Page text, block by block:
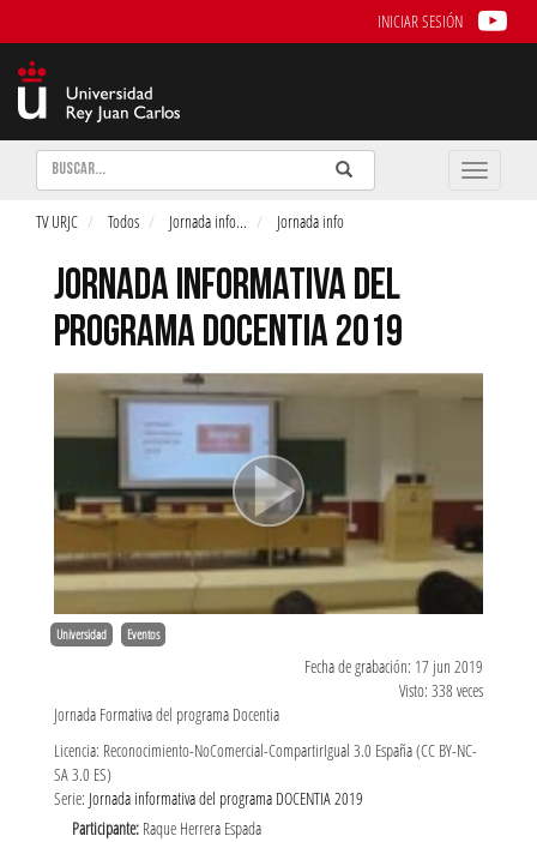
INICIAR SESIÓN
Buscar Enviar
Buscar
Toggle
TV URJC Todos Jornada info... Jornada info
JORNADA INFORMATIVA DEL
PROGRAMA DOCENTIA 2019
Universidad Eventos
Fecha de grabación: 17 jun 2019
Visto: 338 veces
Jornada Formativa del programa Docentia
Licencia: Reconocimiento-NoComercial-CompartirIgual 3.0 España (CC BY-NC-
SA 3.0 ES)
Serie: Jornada informativa del programa DOCENTIA 2019
Participante: Raque Herrera Espada